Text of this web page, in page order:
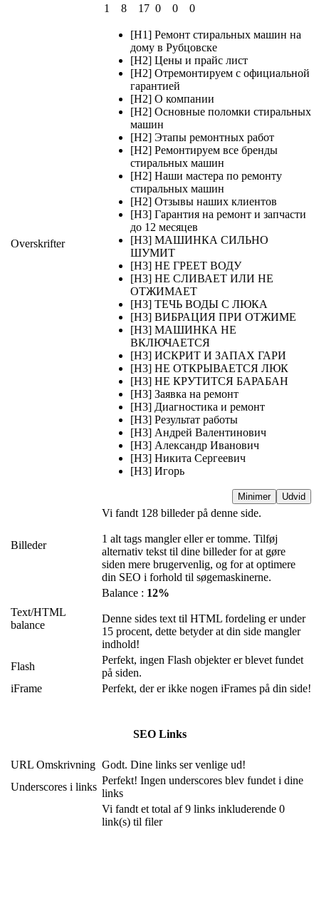
Overskrifter
1
8 17 0 0 0
[H1] Ремонт стиральных машин на
дому в Рубцовске
[H2] Цены и прайс лист
[H2] Отремонтируем с официальной
гарантией
[H2] О компании
[H2] Основные поломки стиральных
машин
[H2] Этапы ремонтных работ
[H2] Ремонтируем все бренды
стиральных машин
[H2] Наши мастера по ремонту
стиральных машин
[H2] Отзывы наших клиентов
[H3] Гарантия на ремонт и запчасти
до 12 месяцев
[H3] МАШИНКА СИЛЬНО
ШУМИТ
[H3] НЕ ГРЕЕТ ВОДУ
[H3] НЕ СЛИВАЕТ ИЛИ НЕ
ОТЖИМАЕТ
[H3] ТЕЧЬ ВОДЫ С ЛЮКА
[H3] ВИБРАЦИЯ ПРИ ОТЖИМЕ
[H3] МАШИНКА НЕ
ВКЛЮЧАЕТСЯ
[H3] ИСКРИТ И ЗАПАХ ГАРИ
[H3] НЕ ОТКРЫВАЕТСЯ ЛЮК
[H3] НЕ КРУТИТСЯ БАРАБАН
[H3] Заявка на ремонт
[H3] Диагностика и ремонт
[H3] Результат работы
[H3] Андрей Валентинович
[H3] Александр Иванович
[H3] Никита Сергеевич
[H3] Игорь
Udvid
Minimer
Billeder
Vi fandt 128 billeder på denne side.
1 alt tags mangler eller er tomme. Tilføj
alternativ tekst til dine billeder for at gøre
siden mere brugervenlig, og for at optimere
din SEO i forhold til søgemaskinerne.
Text/HTML
balance
Balance : 12%
Denne sides text til HTML fordeling er under
15 procent, dette betyder at din side mangler
indhold!
Flash
Perfekt, ingen Flash objekter er blevet fundet
på siden.
iFrame
Perfekt, der er ikke nogen iFrames på din side!
SEO Links
URL Omskrivning Godt. Dine links ser venlige ud!
Underscores i links
Perfekt! Ingen underscores blev fundet i dine
links
Vi fandt et total af 9 links inkluderende 0
link(s) til filer